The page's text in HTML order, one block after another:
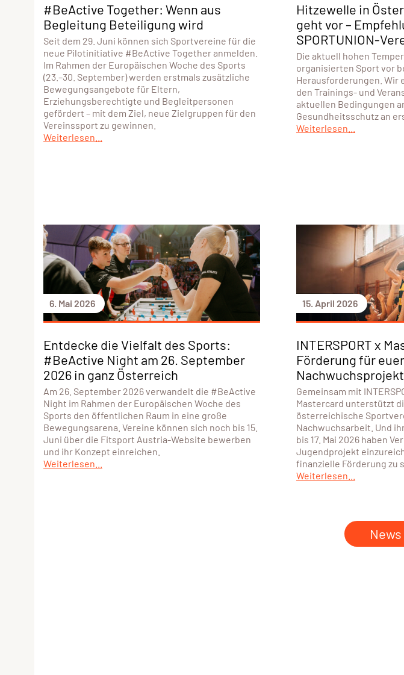
#BeActive Together: Wenn aus
Begleitung Beteiligung wird
Seit dem 29. Juni können sich Sportvereine für die
neue Pilotinitiative #BeActive Together anmelden.
Im Rahmen der Europäischen Woche des Sports
(23.–30. September) werden erstmals zusätzliche
Bewegungsangebote für Eltern,
Erziehungsberechtigte und Begleitpersonen
gefördert – mit dem Ziel, neue Zielgruppen für den
Vereinssport zu gewinnen.
Weiterlesen...
Hitzewelle in
geht vor –
SPORTUNION-
Die aktuell hohen
organisierten Sport vor
Herausforderungen. Wir
den Trainings- und
aktuellen Bedingungen
Gesundheitsschutz an
Weiterlesen...
6. Mai 2026
Entdecke die Vielfalt des Sports:
#BeActive Night am 26. September
2026 in ganz Österreich
Am 26. September 2026 verwandelt die #BeActive
Night im Rahmen der Europäischen Woche des
Sports den öffentlichen Raum in eine große
Bewegungsarena. Vereine können sich noch bis 15.
Juni über die Fitsport Austria-Website bewerben
und ihr Konzept einreichen.
Weiterlesen...
15. April 2026
INTERSPORT x
Förderung für euer
Gemeinsam mit
Mastercard unterstützt
österreichische
Nachwuchsarbeit. Und
bis 17. Mai 2026 haben
Jugendprojekt
finanzielle Förderung zu
Weiterlesen...